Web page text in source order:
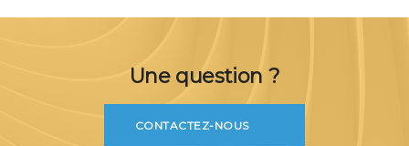
Une question ?
CONTACTEZ-NOUS